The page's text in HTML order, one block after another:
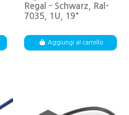
Regal - Schwarz, Ral-
7035, 1U, 19"
Aggiungi al carrello